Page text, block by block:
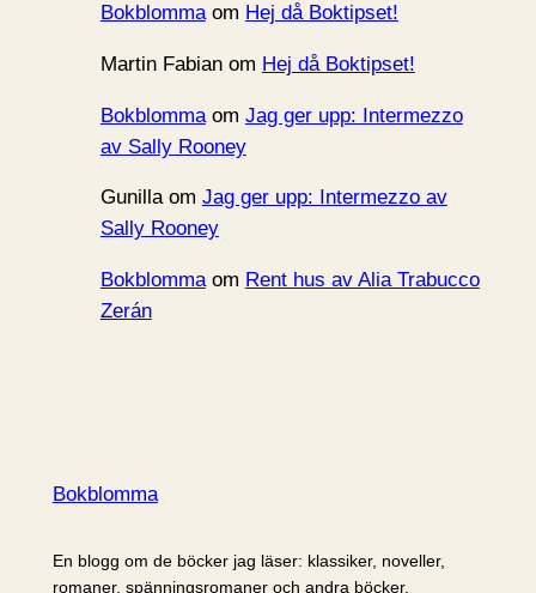
Bokblommaom Hej då Boktipset!
Martin Fabianom Hej då Boktipset!
Bokblommaom Jag ger upp: Intermezzo
av Sally Rooney
Gunillaom Jag ger upp: Intermezzo av
Sally Rooney
Bokblommaom Rent hus av Alia Trabucco
Zerán
Bokblomma
En blogg om de böcker jag läser: klassiker, noveller,
romaner, spänningsromaner och andra böcker.